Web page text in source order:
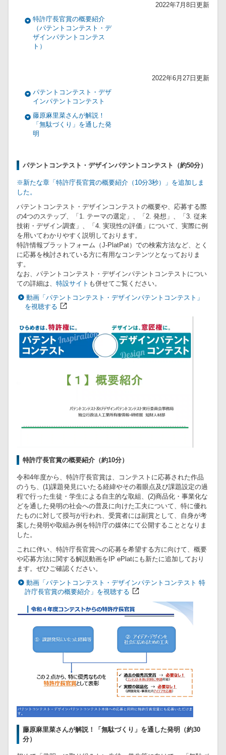
2022年7月8日更新
特許庁長官賞の概要紹介
（パテントコンテスト・デ
ザインパテントコンテス
ト）
2022年6月27日更新
パテントコンテスト・デザ
インパテントコンテスト
藤原麻里菜さんが解説！
「無駄づくり」を通した発
明
パテントコンテスト・デザインパテントコンテスト（約50分）
※新たな章「特許庁長官賞の概要紹介（10分3秒）」を追加しま
した。
パテントコンテスト・デザインコンテストの概要や、応募する際
の4つのステップ、「1. テーマの選定」、「2. 発想」、「3. 従来
技術・デザイン調査」、「4. 実現性の評価」について、実際に例
を用いてわかりやすく説明しております。
特許情報プラットフォーム（J-PlatPat）での検索方法など、とく
に応募を検討されている方に有用なコンテンツとなっておりま
す。
なお、パテントコンテスト・デザインパテントコンテストについ
ての詳細は、 特設サイト も併せてご覧ください。
動画「パテントコンテスト・デザインパテントコンテスト」
を視聴する
特許庁長官賞の概要紹介（約10分）
令和4年度から、特許庁長官賞は、コンテストに応募された作品
のうち、(1)課題発見にいたる経緯やその着眼点及び課題設定の過
程で行った生徒・学生による自主的な取組、(2)商品化・事業化な
どを通した発明の社会への普及に向けた工夫について、特に優れ
たものに対して授与が行われ、受賞者には副賞として、自身が考
案した発明や取組み例を特許庁の媒体にて公開することとなりま
した。
これに伴い、特許庁長官賞への応募を希望する方に向けて、概要
や応募方法に関する解説動画をIP ePlatにも新たに追加しており
ます。ぜひご確認ください。
動画「パテントコンテスト・デザインパテントコンテスト 特
許庁長官賞の概要紹介」を視聴する
藤原麻里菜さんが解説！「無駄づくり」を通した発明（約30
分）